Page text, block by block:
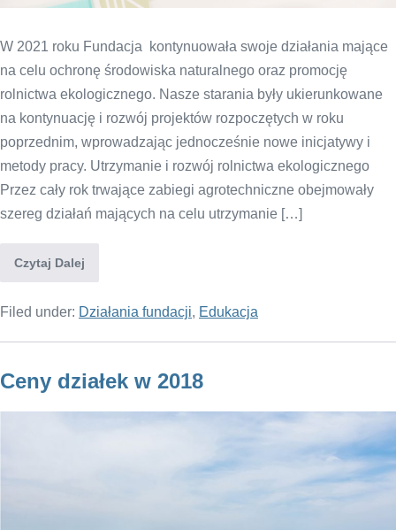
W 2021 roku Fundacja kontynuowała swoje działania mające
na celu ochronę środowiska naturalnego oraz promocję
rolnictwa ekologicznego. Nasze starania były ukierunkowane
na kontynuację i rozwój projektów rozpoczętych w roku
poprzednim, wprowadzając jednocześnie nowe inicjatywy i
metody pracy. Utrzymanie i rozwój rolnictwa ekologicznego
Przez cały rok trwające zabiegi agrotechniczne obejmowały
szereg działań mających na celu utrzymanie […]
Czytaj Dalej
Filed under: Działania fundacji, Edukacja
Ceny działek w 2018